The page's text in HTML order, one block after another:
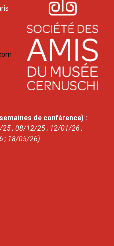
de conférence) :
25 ; 08/12/25 ; 12/01/26 ;
; 18/05/26)